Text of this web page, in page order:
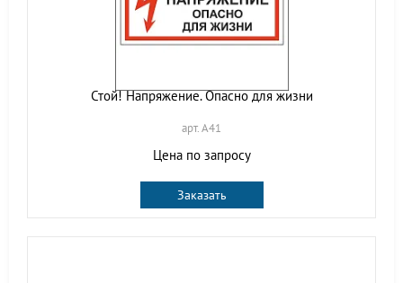
Стой! Напряжение. Опасно для жизни
арт. A41
Цена по запросу
Заказать